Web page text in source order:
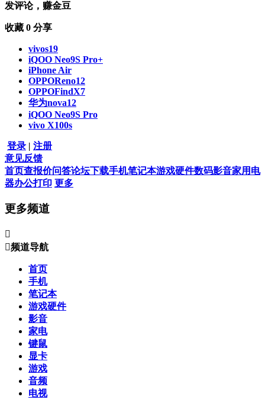
发评论，赚金豆
收藏 0 分享
vivos19
iQOO Neo9S Pro+
iPhone Air
OPPOReno12
OPPOFindX7
华为nova12
iQOO Neo9S Pro
vivo X100s
登录 | 注册
意见反馈
首页查报价问答论坛下载手机笔记本游戏硬件数码影音家用电
器办公打印 更多
更多频道

频道导航
首页
手机
笔记本
游戏硬件
影音
家电
键鼠
显卡
游戏
音频
电视